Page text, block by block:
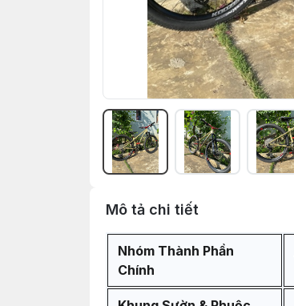
Mô tả chi tiết
Nhóm Thành Phần
Chính